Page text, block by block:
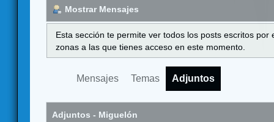
Mostrar Mensajes
Esta sección te permite ver todos los posts escritos
zonas a las que tienes acceso en este momento.
Mensajes Temas Adjuntos
Adjuntos - Miguelón